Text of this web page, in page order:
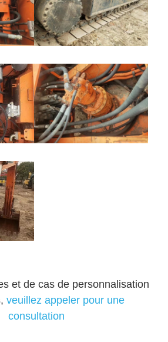
et de cas de personnalisation
veuillez appeler pour une
consultation